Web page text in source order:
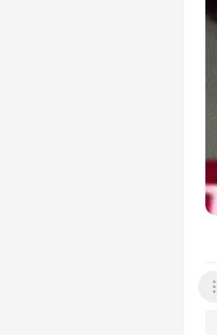
عرض القائمة